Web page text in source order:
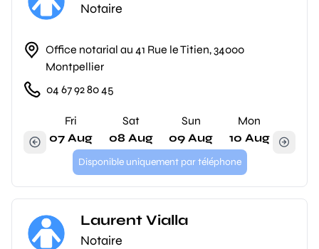
Notaire
Office notarial au 41 Rue le Titien, 34000
Montpellier
04 67 92 80 45
Fri
07 Aug
Sat
08 Aug
Sun
09 Aug
Mon
10 Aug
Disponible uniquement par téléphone
Laurent Vialla
Notaire